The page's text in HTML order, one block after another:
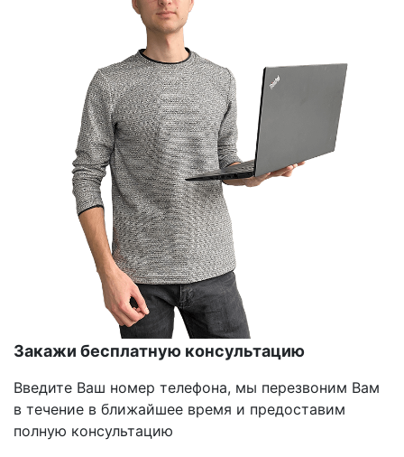
Закажи бесплатную консультацию
Введите Ваш номер телефона, мы перезвоним Вам
в течение в ближайшее время и предоставим
полную консультацию